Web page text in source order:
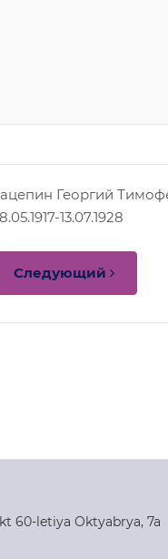
Георгий
13.07.1928
Следующий
60-letiya Oktyabrya, 7a